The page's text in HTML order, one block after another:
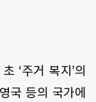
‘주거 복지’의
국 등의 국가에